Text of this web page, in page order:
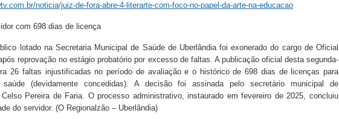
noticia/juiz-de-fora-abre-4-literarte-com-foco-no-papel-da-arte-na-educacao
com 698 dias de licença
lotado na Secretaria Municipal de Saúde de Uberlândia foi exonerado do cargo de Oficial
reprovação no estágio probatório por excesso de faltas. A publicação oficial desta segunda-
26 faltas injustificadas no período de avaliação e o histórico de 698 dias de licenças para
(devidamente concedidas). A decisão foi assinada pelo secretário municipal de
Pereira de Faria. O processo administrativo, instaurado em fevereiro de 2025, concluiu
do servidor. (O Regionalzão – Uberlândia)